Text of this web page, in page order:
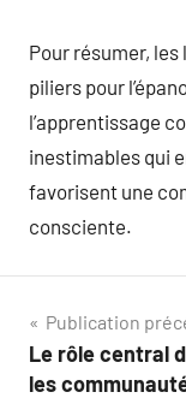
Pour résumer,
piliers pour
l’apprentissage
inestimables qui
favorisent une
consciente.
de
Publication
Le rôle central
les